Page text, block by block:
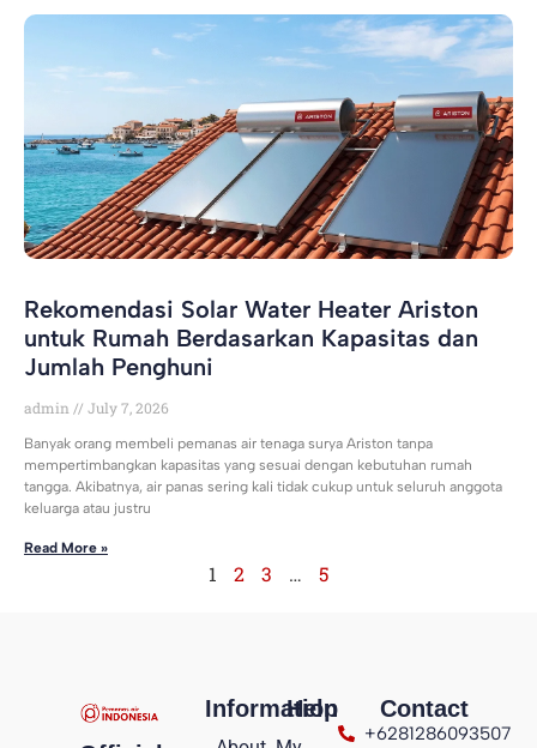
Rekomendasi Solar Water Heater Ariston
untuk Rumah Berdasarkan Kapasitas dan
Jumlah Penghuni
admin July 7, 2026
Banyak orang membeli pemanas air tenaga surya Ariston tanpa
mempertimbangkan kapasitas yang sesuai dengan kebutuhan rumah
tangga. Akibatnya, air panas sering kali tidak cukup untuk seluruh anggota
keluarga atau justru
Read More »
1 2 3 … 5
Information
Help Contact
+6281286093507